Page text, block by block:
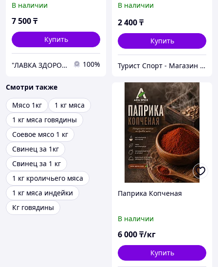
В наличии
7 500₸
Купить
"ЛАВКА ЗДОРОВЬЯ" 100%
В наличии
2 400₸
Купить
Турист Спорт - Магазин спортивных товаров
Смотри также
Мясо 1кг
1 кг мяса
1 кг мяса говядины
Соевое мясо 1 кг
Свинец за 1кг
Свинец за 1 кг
1 кг кроличьего мяса
1 кг мяса индейки
Кг говядины
Паприка Копченая
В наличии
6 000₸/кг
Купить